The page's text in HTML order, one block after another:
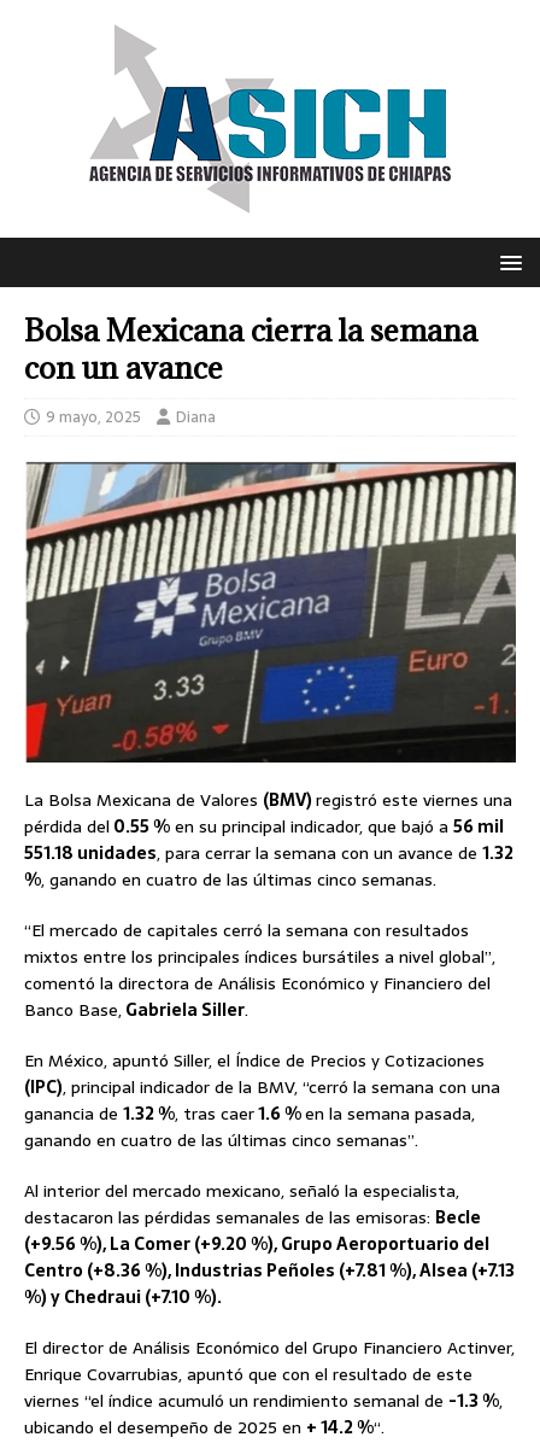
Bolsa Mexicana cierra la semana
con un avance
9 mayo, 2025 Diana
La Bolsa Mexicana de Valores (BMV)registró este viernes una
pérdida del 0.55 %en su principal indicador, que bajó a 56 mil
551.18 unidades, para cerrar la semana con un avance de 1.32
%, ganando en cuatro de las últimas cinco semanas.
“El mercado de capitales cerró la semana con resultados
mixtos entre los principales índices bursátiles a nivel global”,
comentó la directora de Análisis Económico y Financiero del
Banco Base,Gabriela Siller.
En México, apuntó Siller, el Índice de Precios y Cotizaciones
(IPC), principal indicador de la BMV, “cerró la semana con una
ganancia de 1.32 %, tras caer1.6 %en la semana pasada,
ganando en cuatro de las últimas cinco semanas”.
Al interior del mercado mexicano, señaló la especialista,
destacaron las pérdidas semanales de las emisoras: Becle
(+9.56 %), La Comer (+9.20 %), Grupo Aeroportuario del
Centro (+8.36 %), Industrias Peñoles (+7.81 %), Alsea (+7.13
%) y Chedraui (+7.10 %).
El director de Análisis Económico del Grupo Financiero Actinver,
Enrique Covarrubias, apuntó que con el resultado de este
viernes “el índice acumuló un rendimiento semanal de -1.3 %,
ubicando el desempeño de 2025 en + 14.2 %“.